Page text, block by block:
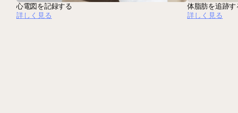
心電図を記録する
詳しく見る
体脂肪を追跡す
詳しく見る